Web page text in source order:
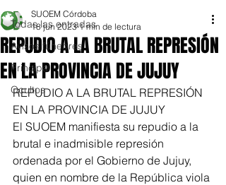
Todas las entradas
Avisos fúnebres
Principal
Ocultos
REPUDIO A LA BRUTAL REPRESIÓN
EN LA PROVINCIA DE JUJUY
SUOEM Córdoba
18 jun 2023 1 min de lectura
REPUDIO A LA BRUTAL REPRESIÓN
EN LA PROVINCIA DE JUJUY
El SUOEM manifiesta su repudio a la
brutal e inadmisible represión
ordenada por el Gobierno de Jujuy,
quien en nombre de la República viola